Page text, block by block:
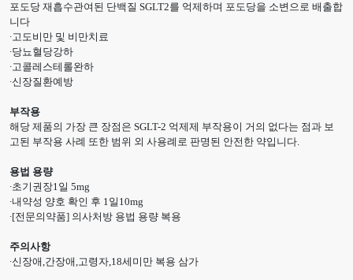
포도당 재흡수관여된 단백질 SGLT2를 억제하며 포도당을 소변으로 배출합
니다
∙고도비만 및 비만치료
∙당뇨혈당강하
∙고콜레스테롤완하
∙신장질환예방
부작용
해당 제품의 가장 큰 장점은 SGLT-2 억제제 부작용이 거의 없다는 점과 보
고된 부작용 사례 또한 범위 외 사용례로 판명된 안전한 약입니다.
용법 용량
∙초기권장1일 5mg
∙내약성 양호 확인 후 1일10mg
∙[전문의약품] 의사처방 용법 용량 복용
주의사항
∙신장애,간장애,고령자,18세미만 복용 삼가